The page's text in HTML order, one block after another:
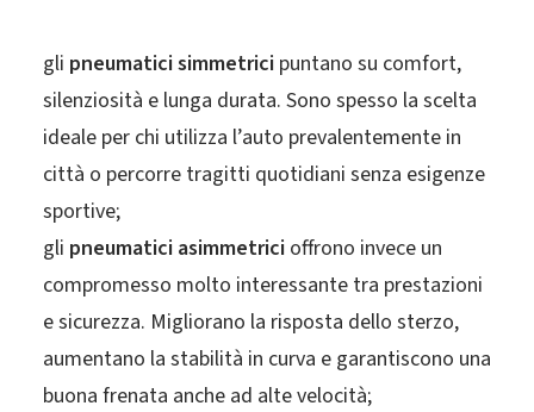
gli pneumatici simmetrici puntano su comfort,
silenziosità e lunga durata. Sono spesso la scelta
ideale per chi utilizza l’auto prevalentemente in
città o percorre tragitti quotidiani senza esigenze
sportive;
gli pneumatici asimmetrici offrono invece un
compromesso molto interessante tra prestazioni
e sicurezza. Migliorano la risposta dello sterzo,
aumentano la stabilità in curva e garantiscono una
buona frenata anche ad alte velocità;